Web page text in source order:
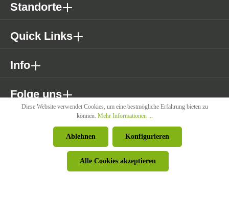
Folge uns
Standorte
Quick Links
Info
© Pircher Oberland GmbH - Powered by426 - Your Digital Upgrade
nicht anders angegeben.
Diese Website verwendet Cookies, um eine bestmögliche Erfahrung bieten zu
können. Mehr Informationen ...
Ablehnen Konfigurieren
Alle Cookies akzeptieren